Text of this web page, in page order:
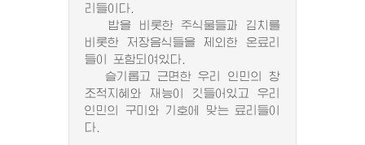
리들이다.
밥을 비롯한 주식물들과 김치를
비롯한 저장음식들을 제외한 온료리
들이 포함되여있다.
슬기롭고 근면한 우리 인민의 창
조적지혜와 재능이 깃들어있고 우리
인민의 구미와 기호에 맞는 료리들이
다.